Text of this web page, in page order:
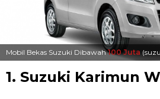
Mobil Bekas Suzuki Dibawah100 Juta
1. Suzuki Karimun